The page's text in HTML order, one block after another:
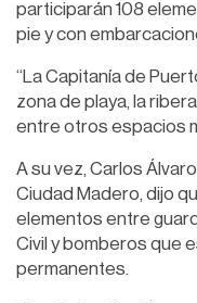
participarán 108
pie y con
“La Capitanía de
zona de playa, la
entre otros espacios
A su vez, Carlos
Ciudad Madero, dijo
elementos entre
Civil y bomberos que
permanentes.